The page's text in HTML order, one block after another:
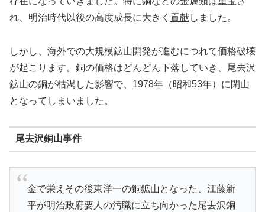
れ、明治時代以後の高度成長に大きく 貢献しました。
しかし、海外での大規模鉱山開発が進むにつれて価格破壊
が起こります。銅の価格はどんどん下落していき、尾去沢
鉱山の銅が枯渇した影響で、1978年（昭和53年）に閉山
となってしまいました。
尾去沢銅山事件
金で栄えその後東洋一の銅鉱山となった、江藤新
平が明治政府要人の汚職に立ち向かった尾去沢銅